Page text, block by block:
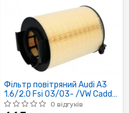
Фільтр повітряний Audi A3
1.6/2.0 Fsi 03/03- /VW Caddy
2.0Sdi /Golf V 1.6/2.0 Fsi
0 відгуків